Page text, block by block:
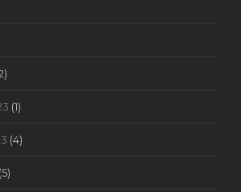
(1)
(4)
(5)